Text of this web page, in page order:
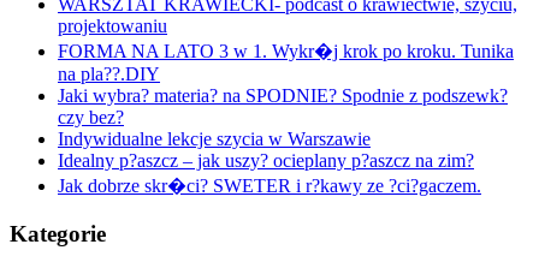
WARSZTAT KRAWIECKI- podcast o krawiectwie, szyciu,
projektowaniu
FORMA NA LATO 3 w 1. Wykr�j krok po kroku. Tunika
na pla??.DIY
Jaki wybra? materia? na SPODNIE? Spodnie z podszewk?
czy bez?
Indywidualne lekcje szycia w Warszawie
Idealny p?aszcz – jak uszy? ocieplany p?aszcz na zim?
Jak dobrze skr�ci? SWETER i r?kawy ze ?ci?gaczem.
Kategorie